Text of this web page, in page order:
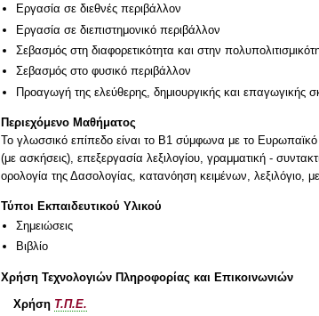
Εργασία σε διεθνές περιβάλλον
Εργασία σε διεπιστημονικό περιβάλλον
Σεβασμός στη διαφορετικότητα και στην
Σεβασμός στο φυσικό περιβάλλον
Προαγωγή της ελεύθερης, δημιουργικής και επαγωγικής
Περιεχόμενο Μαθήματος
Το γλωσσικό επίπεδο είναι το Β1 σύμφωνα με το
(με ασκήσεις), επεξεργασία λεξιλογίου, γραμματική -
ορολογία της Δασολογίας, κατανόηση κειμένων, λεξιλόγιο,
Τύποι Εκπαιδευτικού Υλικού
Σημειώσεις
Βιβλίο
Χρήση Τεχνολογιών Πληροφορίας και Επικοινωνιών
Χρήση Τ.Π.Ε.